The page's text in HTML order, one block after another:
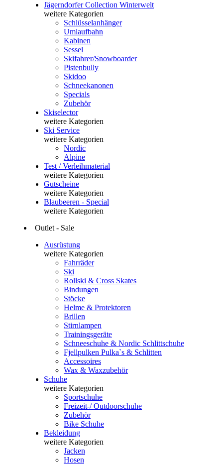
Jägerndorfer Collection Winterwelt
weitere Kategorien
Schlüsselanhänger
Umlaufbahn
Kabinen
Sessel
Skifahrer/Snowboarder
Pistenbully
Skidoo
Schneekanonen
Specials
Zubehör
Skiselector
weitere Kategorien
Ski Service
weitere Kategorien
Nordic
Alpine
Test / Verleihmaterial
weitere Kategorien
Gutscheine
weitere Kategorien
Blaubeeren - Special
weitere Kategorien
Outlet - Sale
Ausrüstung
weitere Kategorien
Fahrräder
Ski
Rollski & Cross Skates
Bindungen
Stöcke
Helme & Protektoren
Brillen
Stirnlampen
Trainingsgeräte
Schneeschuhe & Nordic Schlittschuhe
Fjellpulken Pulka`s & Schlitten
Accessoires
Wax & Waxzubehör
Schuhe
weitere Kategorien
Sportschuhe
Freizeit-/ Outdoorschuhe
Zubehör
Bike Schuhe
Bekleidung
weitere Kategorien
Jacken
Hosen